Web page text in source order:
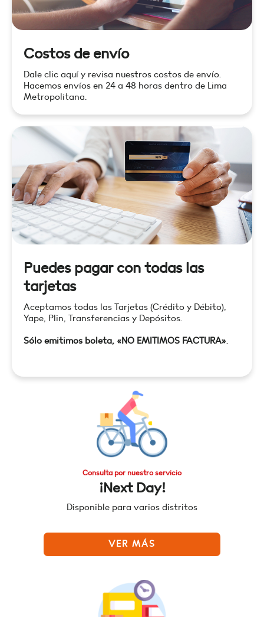
Costos de envío
Dale clic aquí y revisa nuestros costos de envío.
Hacemos envíos en 24 a 48 horas dentro de Lima
Metropolitana.
Puedes pagar con todas las
tarjetas
Aceptamos todas las Tarjetas (Crédito y Débito),
Yape, Plin, Transferencias y Depósitos.
Sólo emitimos boleta, «NO EMITIMOS FACTURA».
Consulta por nuestro servicio
¡Next Day!
Disponible para varios distritos
VER MÁS